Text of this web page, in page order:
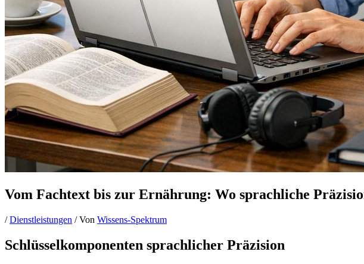
Vom Fachtext bis zur Ernährung: Wo sprachliche
/Dienstleistungen / Von Wissens-Spektrum
Schlüsselkomponenten sprachlicher Präzision